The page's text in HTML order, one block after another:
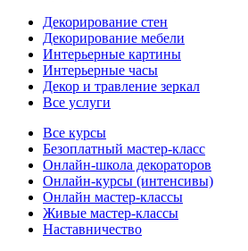
Декорирование стен
Декорирование мебели
Интерьерные картины
Интерьерные часы
Декор и травление зеркал
Все услуги
Все курсы
Безоплатный мастер-класс
Онлайн-школа декораторов
Онлайн-курсы (интенсивы)
Онлайн мастер-классы
Живые мастер-классы
Наставничество